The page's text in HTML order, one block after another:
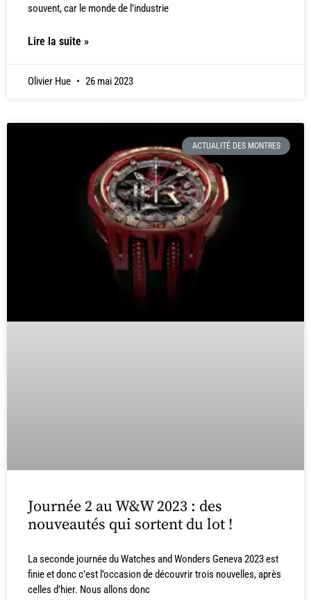
souvent, car le monde de l’industrie
Lire la suite »
Olivier Hue 26 mai 2023
ACTUALITÉ DES MONTRES
Journée 2 au W&W 2023 : des
nouveautés qui sortent du lot !
La seconde journée du Watches and Wonders Geneva 2023 est
finie et donc c’est l’occasion de découvrir trois nouvelles, après
celles d’hier. Nous allons donc